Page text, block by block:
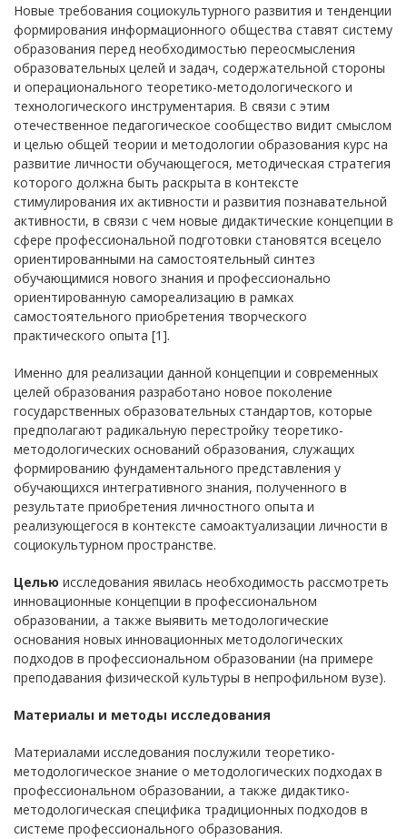
Новые требования социокультурного развития и тенденции
формирования информационного общества ставят систему
образования перед необходимостью переосмысления
образовательных целей и задач, содержательной стороны
и операционального теоретико-методологического и
технологического инструментария. В связи с этим
отечественное педагогическое сообщество видит смыслом
и целью общей теории и методологии образования курс на
развитие личности обучающегося, методическая стратегия
которого должна быть раскрыта в контексте
стимулирования их активности и развития познавательной
активности, в связи с чем новые дидактические концепции в
сфере профессиональной подготовки становятся всецело
ориентированными на самостоятельный синтез
обучающимися нового знания и профессионально
ориентированную самореализацию в рамках
самостоятельного приобретения творческого
практического опыта [1].
Именно для реализации данной концепции и современных
целей образования разработано новое поколение
государственных образовательных стандартов, которые
предполагают радикальную перестройку теоретико-
методологических оснований образования, служащих
формированию фундаментального представления у
обучающихся интегративного знания, полученного в
результате приобретения личностного опыта и
реализующегося в контексте самоактуализации личности в
социокультурном пространстве.
Целью исследования явилась необходимость рассмотреть
инновационные концепции в профессиональном
образовании, а также выявить методологические
основания новых инновационных методологических
подходов в профессиональном образовании (на примере
преподавания физической культуры в непрофильном вузе).
Материалы и методы исследования
Материалами исследования послужили теоретико-
методологическое знание о методологических подходах в
профессиональном образовании, а также дидактико-
методологическая специфика традиционных подходов в
системе профессионального образования.